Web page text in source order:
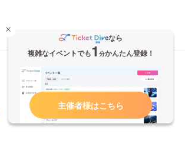
なら
複雑なイベントでも1 分かんたん登録！
主催者様はこちら